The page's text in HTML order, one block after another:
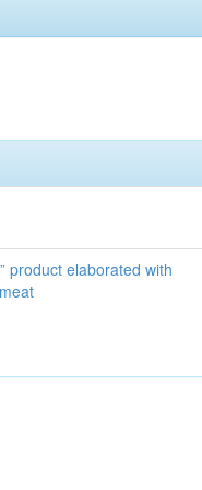
product elaborated with